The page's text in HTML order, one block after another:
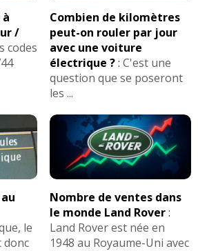
/
codes
Combien de kilomètres
peut-on rouler par jour
avec une voiture
électrique ?: C'est une
question que se poseront
les ...
le
donc
Nombre de ventes dans
le monde Land Rover:
Land Rover est née en
1948 au Royaume-Uni avec